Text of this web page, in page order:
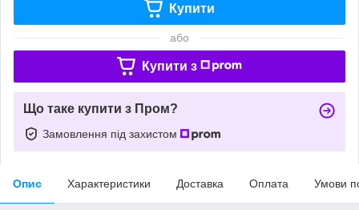
Купити
або
Купити з
Що таке купити з Пром?
Замовлення під захистом
Опис Характеристики Доставка Оплата Умови